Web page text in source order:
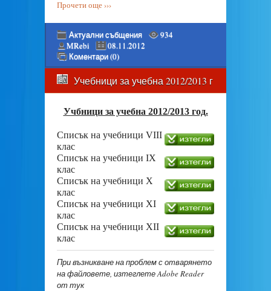
Прочети още ›››
Актуални събщения
934
MRebi
08.11.2012
Коментари (0)
Учебници за учебна 2012/2013 г
Учбници за учебна 2012/2013 год.
Списък на учебници VIII
клас
Списък на учебници IX
клас
Списък на учебници X
клас
Списък на учебници XI
клас
Списък на учебници XII
клас
При възникване на проблем с отварянето
на файловете, изтеглете Adobe Reader
от тук